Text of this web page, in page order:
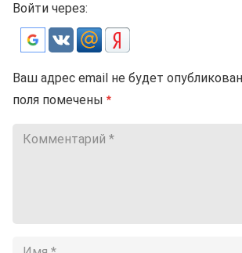
Войти через:
Ваш адрес email не будет
поля помечены *